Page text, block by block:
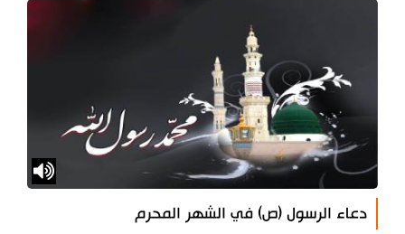
دعاء الرسول (ص) في الشهر المحرم